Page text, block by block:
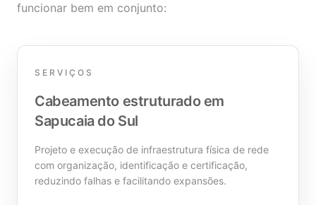
funcionar bem em conjunto:
SERVIÇOS
Cabeamento estruturado em
Sapucaia do Sul
Projeto e execução de infraestrutura física de rede
com organização, identificação e certificação,
reduzindo falhas e facilitando expansões.